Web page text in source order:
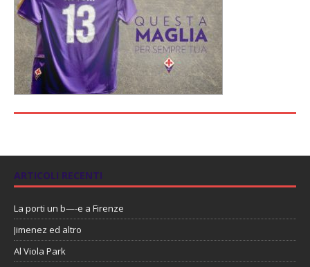
ARTICOLI RECENTI
La porti un b—-e a Firenze
Jimenez ed altro
Al Viola Park